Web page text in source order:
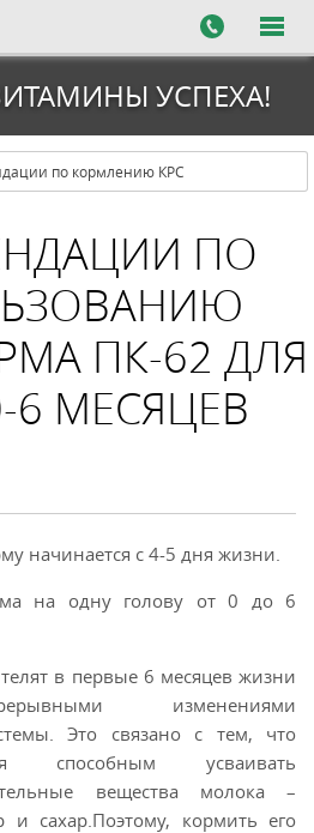
УСПЕХА!
по кормлению КРС
ПО
ПК-62 ДЛЯ
6 МЕСЯЦЕВ
начинается с 4-5 дня жизни.
на одну голову от 0 до 6
в первые 6 месяцев жизни
изменениями
Это связано с тем, что
способным усваивать
вещества молока –
сахар.Поэтому, кормить его